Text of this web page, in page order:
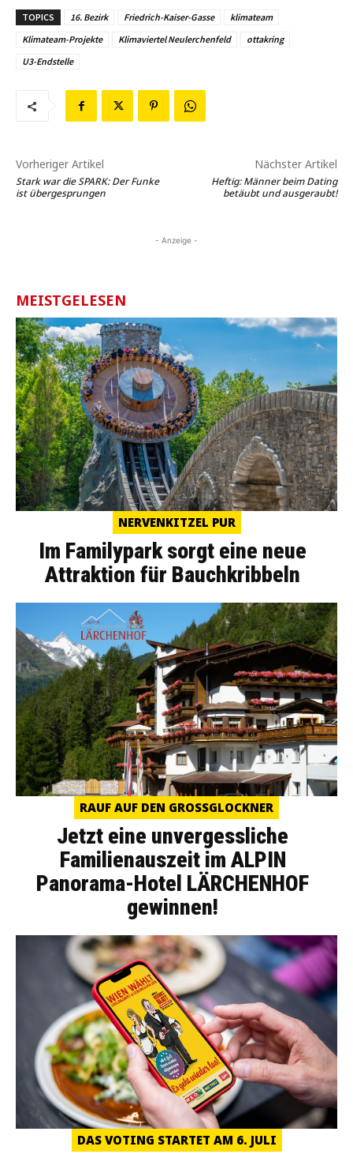
TOPICS 16. Bezirk Friedrich-Kaiser-Gasse
klimateam
Klimateam-Projekte
Klimaviertel Neulerchenfeld
ottakring
U3-Endstelle
Vorheriger Artikel
Stark war die SPARK: Der Funke
ist übergesprungen
Nächster Artikel
Heftig: Männer beim Dating
betäubt und ausgeraubt!
- Anzeige -
MEISTGELESEN
NERVENKITZEL PUR
Im Familypark sorgt eine neue
Attraktion für Bauchkribbeln
RAUF AUF DEN GROSSGLOCKNER
Jetzt eine unvergessliche
Familienauszeit im ALPIN
Panorama-Hotel LÄRCHENHOF
gewinnen!
DAS VOTING STARTET AM 6. JULI